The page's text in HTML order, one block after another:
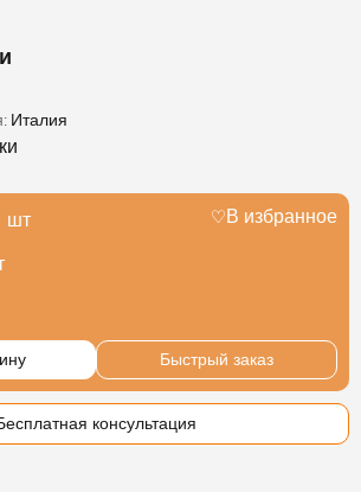
Италия
шт В избранное
Быстрый заказ
консультация